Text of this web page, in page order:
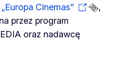
Cinemas”
,
przez program
oraz nadawcę